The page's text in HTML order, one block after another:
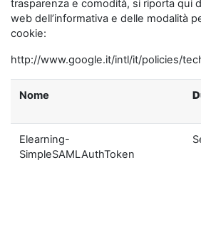
trasparenza e comodità, si riporta qui
web dell’informativa e delle modalità
cookie:
http://www.google.it/intl/it/policies/
Nome
Elearning-
SimpleSAMLAuthToken